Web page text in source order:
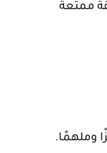
ممتعة
وملهمًا.